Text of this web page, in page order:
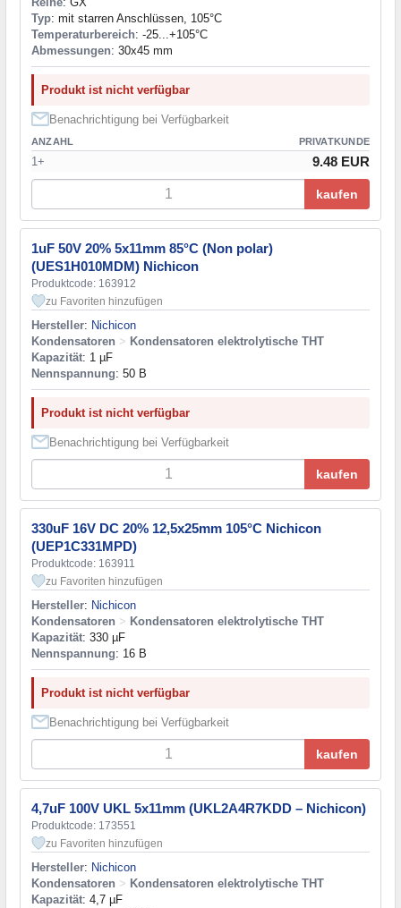
Typ: mit starren Anschlüssen, 105°C
Temperaturbereich: -25...+105°C
Abmessungen: 30x45 mm
Produkt ist nicht verfügbar
Benachrichtigung bei Verfügbarkeit
ANZAHL PRIVATKUNDE
1+ 9.48 EUR
kaufen
1uF 50V 20% 5x11mm 85°C (Non polar)
(UES1H010MDM) Nichicon
Produktcode: 163912
zu Favoriten hinzufügen
Hersteller: Nichicon
Kondensatoren > Kondensatoren elektrolytische THT
Kapazität: 1 µF
Nennspannung: 50 В
Produkt ist nicht verfügbar
Benachrichtigung bei Verfügbarkeit
kaufen
330uF 16V DC 20% 12,5x25mm 105°C Nichicon
(UEP1C331MPD)
Produktcode: 163911
zu Favoriten hinzufügen
Hersteller: Nichicon
Kondensatoren > Kondensatoren elektrolytische THT
Kapazität: 330 µF
Nennspannung: 16 В
Produkt ist nicht verfügbar
Benachrichtigung bei Verfügbarkeit
kaufen
4,7uF 100V UKL 5x11mm (UKL2A4R7KDD – Nichicon)
Produktcode: 173551
zu Favoriten hinzufügen
Hersteller: Nichicon
Kondensatoren > Kondensatoren elektrolytische THT
Kapazität: 4,7 µF